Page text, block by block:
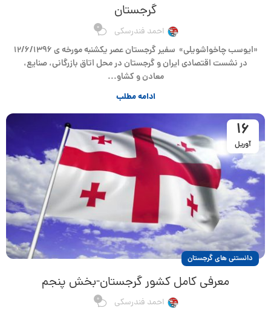
گرجستان
احمد فندرسکی 0
«ایوسب چاخواشویلی» سفیر گرجستان عصر یکشنبه مورخه ی 12/6/1396
در نشست اقتصادی ایران و گرجستان در محل اتاق بازرگانی، صنایع،
معادن و کشاو...
ادامه مطلب
16
آوریل
دانستنی های گرجستان
معرفی کامل کشور گرجستان-بخش پنجم
احمد فندرسکی 0